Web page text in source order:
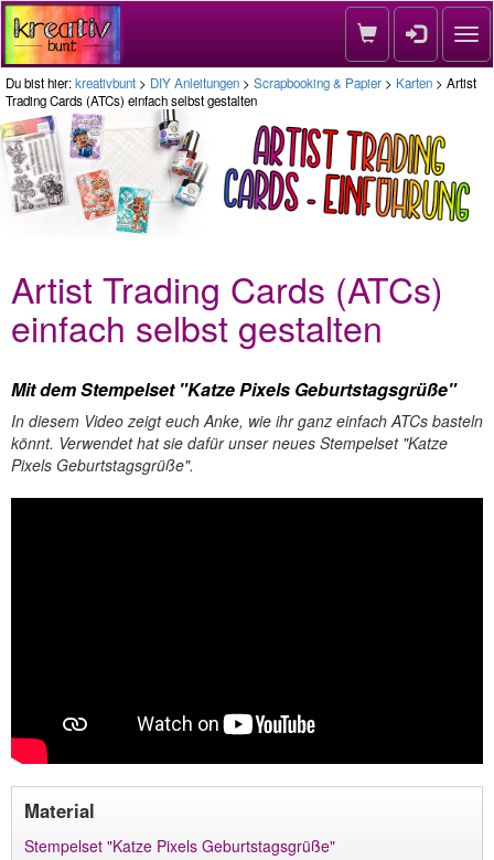
Du bist hier:kreativbunt > DIY Anleitungen > Scrapbooking & Papier > Karten > Artist
Trading Cards (ATCs) einfach selbst gestalten
Artist Trading Cards (ATCs)
einfach selbst gestalten
Mit dem Stempelset "Katze Pixels Geburtstagsgrüße"
In diesem Video zeigt euch Anke, wie ihr ganz einfach ATCs basteln
könnt. Verwendet hat sie dafür unser neues Stempelset "Katze
Pixels Geburtstagsgrüße".
Material
Stempelset "Katze Pixels Geburtstagsgrüße"